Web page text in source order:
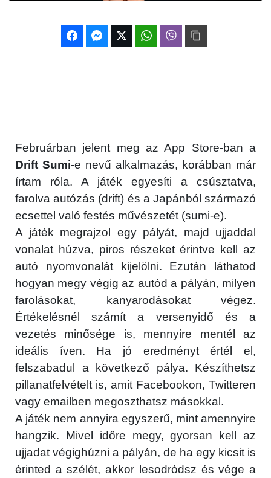
Februárban jelent meg az App Store-ban a
Drift Sumi-e nevű alkalmazás, korábban már
írtam róla. A játék egyesíti a csúsztatva,
farolva autózás (drift) és a Japánból származó
ecsettel való festés művészetét (sumi-e).
A játék megrajzol egy pályát, majd ujjaddal
vonalat húzva, piros részeket érintve kell az
autó nyomvonalát kijelölni. Ezután láthatod
hogyan megy végig az autód a pályán, milyen
farolásokat, kanyarodásokat végez.
Értékelésnél számít a versenyidő és a
vezetés minősége is, mennyire mentél az
ideális íven. Ha jó eredményt értél el,
felszabadul a következő pálya. Készíthetsz
pillanatfelvételt is, amit Facebookon, Twitteren
vagy emailben megoszthatsz másokkal.
A játék nem annyira egyszerű, mint amennyire
hangzik. Mivel időre megy, gyorsan kell az
ujjadat végighúzni a pályán, de ha egy kicsit is
érinted a szélét, akkor lesodródsz és vége a